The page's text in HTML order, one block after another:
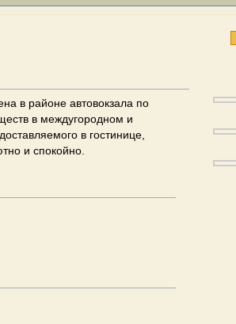
в районе автовокзала по
в междугородном и
в гостинице,
и спокойно.